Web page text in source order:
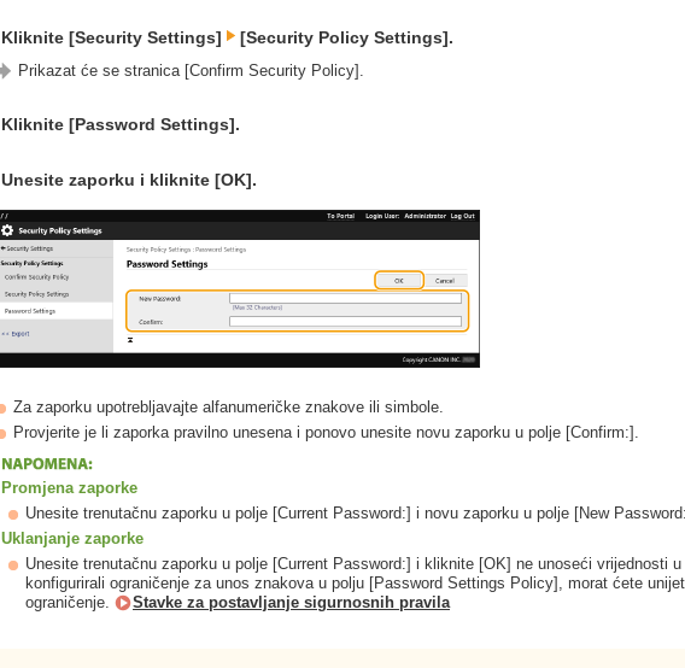
Kliknite [Security Settings] [Security Policy Settings].
Prikazat će se stranica [Confirm Security Policy].
Kliknite [Password Settings].
Unesite zaporku i kliknite [OK].
Za zaporku upotrebljavajte alfanumeričke znakove ili simbole.
Provjerite je li zaporka pravilno unesena i ponovo unesite novu zaporku u polje [Confirm:].
Promjena zaporke
Unesite trenutačnu zaporku u polje [Current Password:] i novu zaporku u polje [New
Uklanjanje zaporke
Unesite trenutačnu zaporku u polje [Current Password:] i kliknite [OK] ne unoseći vrijednosti
konfigurirali ograničenje za unos znakova u polju [Password Settings Policy], morat ćete
ograničenje.
Stavke za postavljanje sigurnosnih pravila